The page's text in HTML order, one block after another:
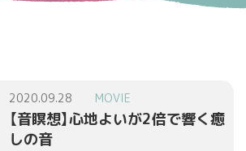
2020.09.28 MOVIE
【音瞑想】心地よいが2倍で響く癒
しの音